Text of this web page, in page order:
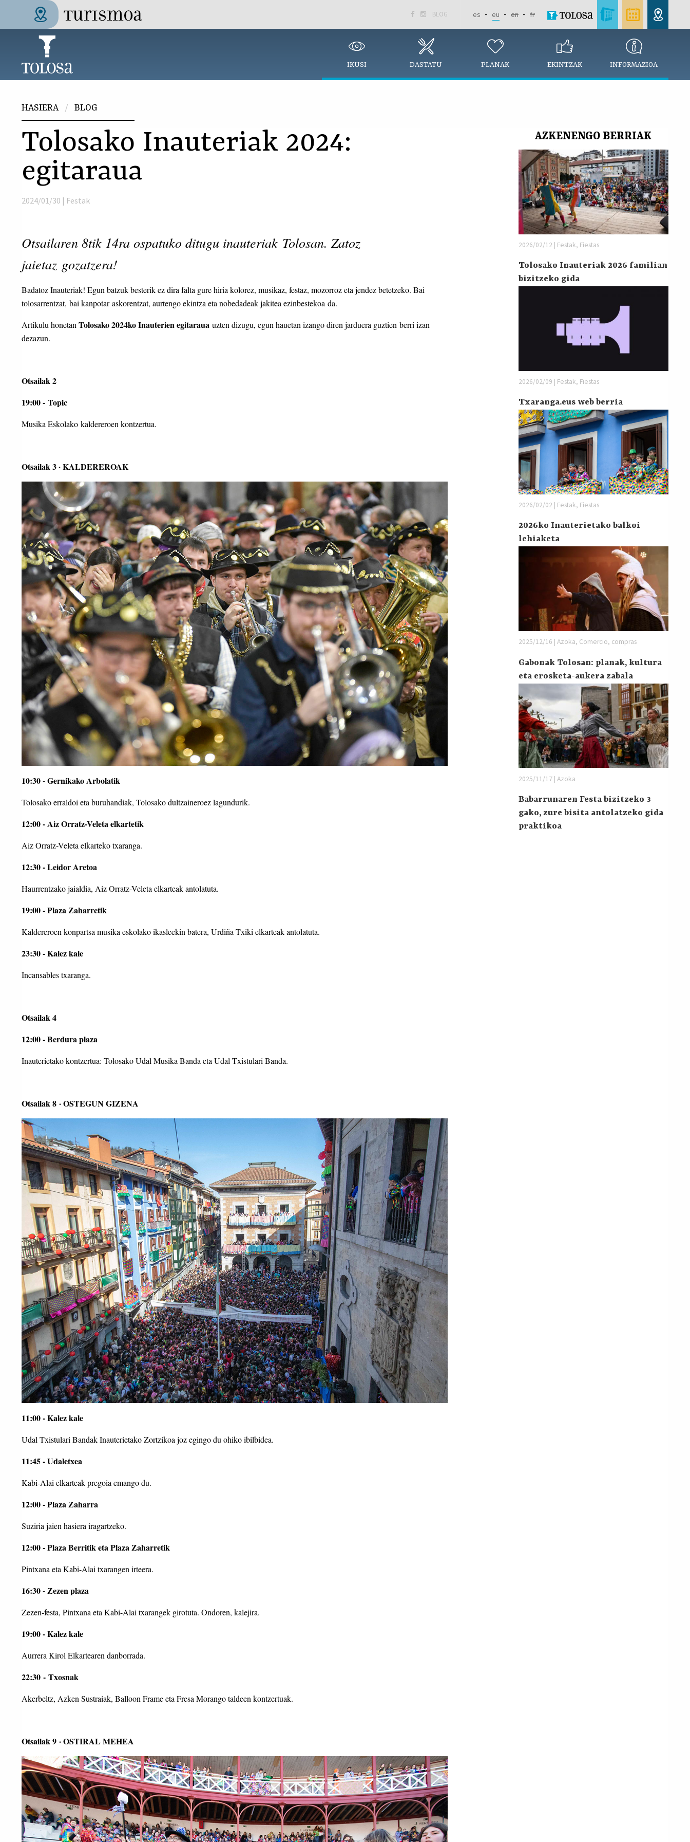
Skip to main content
Tolosa Turismoa
  BLOG es eu en fr
IKUSI DASTATU PLANAK EKINTZAK INFORMAZIOA
HASIERA BLOG
Tolosako Inauteriak 2024:
egitaraua
2024/01/30 | Festak
Otsailaren 8tik 14ra ospatuko ditugu inauteriak Tolosan. Zatoz
jaietaz gozatzera!
Badatoz Inauteriak! Egun batzuk besterik ez dira falta gure hiria kolorez, musikaz, festaz, mozorroz eta jendez betetzeko. Bai
tolosarrentzat, bai kanpotar askorentzat, aurtengo ekintza eta nobedadeak jakitea ezinbestekoa da.
Artikulu honetan Tolosako 2024ko Inauterien egitaraua uzten dizugu, egun hauetan izango diren jarduera guztien berri izan
dezazun.
Otsailak 2
19:00 - Topic
Musika Eskolako kaldereroen kontzertua.
Otsailak 3 · KALDEREROAK
10:30 - Gernikako Arbolatik
Tolosako erraldoi eta buruhandiak, Tolosako dultzaineroez lagundurik.
12:00 - Aiz Orratz-Veleta elkartetik
Aiz Orratz-Veleta elkarteko txaranga.
12:30 - Leidor Aretoa
Haurrentzako jaialdia, Aiz Orratz-Veleta elkarteak antolatuta.
19:00 - Plaza Zaharretik
Kaldereroen konpartsa musika eskolako ikasleekin batera, Urdiña Txiki elkarteak antolatuta.
23:30 - Kalez kale
Incansables txaranga.
Otsailak 4
12:00 - Berdura plaza
Inauterietako kontzertua: Tolosako Udal Musika Banda eta Udal Txistulari Banda.
Otsailak 8 · OSTEGUN GIZENA
11:00 - Kalez kale
Udal Txistulari Bandak Inauterietako Zortzikoa joz egingo du ohiko ibilbidea.
11:45 - Udaletxea
Kabi-Alai elkarteak pregoia emango du.
12:00 - Plaza Zaharra
Suziria jaien hasiera iragartzeko.
12:00 - Plaza Berritik eta Plaza Zaharretik
Pintxana eta Kabi-Alai txarangen irteera.
16:30 - Zezen plaza
Zezen-festa, Pintxana eta Kabi-Alai txarangek girotuta. Ondoren, kalejira.
19:00 - Kalez kale
Aurrera Kirol Elkartearen danborrada.
22:30 - Txosnak
Akerbeltz, Azken Sustraiak, Balloon Frame eta Fresa Morango taldeen kontzertuak.
Otsailak 9 · OSTIRAL MEHEA
AZKENENGO BERRIAK
2026/02/12 | Festak, Fiestas
Tolosako Inauteriak 2026 familian
bizitzeko gida
2026/02/09 | Festak, Fiestas
Txaranga.eus web berria
2026/02/02 | Festak, Fiestas
2026ko Inauterietako balkoi
lehiaketa
2025/12/16 | Azoka, Comercio, compras
Gabonak Tolosan: planak, kultura
eta erosketa-aukera zabala
2025/11/17 | Azoka
Babarrunaren Festa bizitzeko 3
gako, zure bisita antolatzeko gida
praktikoa